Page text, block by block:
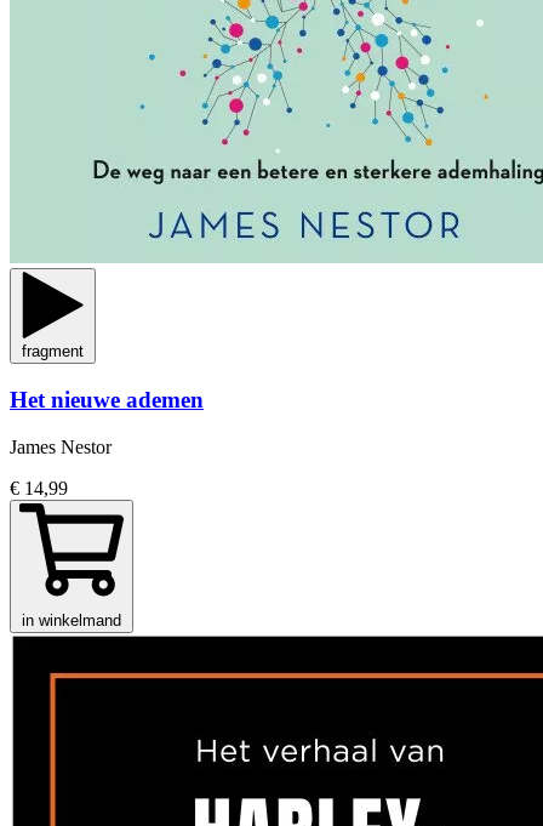
fragment
Het nieuwe ademen
James Nestor
€ 14,99
in winkelmand